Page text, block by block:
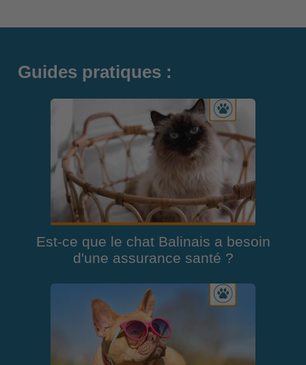
Guides pratiques :
Est-ce que le chat Balinais a besoin
d'une assurance santé ?